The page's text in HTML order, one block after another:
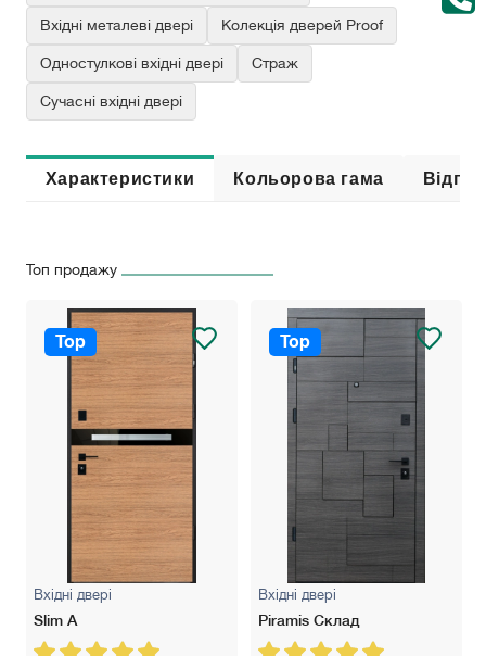
Вхідні металеві двері Колекція дверей Proof
Одностулкові вхідні двері Страж
Сучасні вхідні двері
Характеристики Кольорова гама
Топ продажу
Top
Вхідні двері
Slim A
Top
Вхідні двері
Piramis Склад